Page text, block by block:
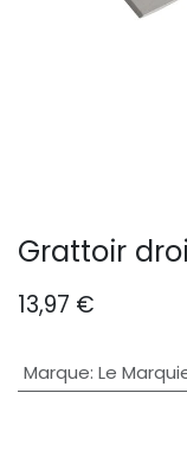
Grattoir
13,97 €
Marque: Le